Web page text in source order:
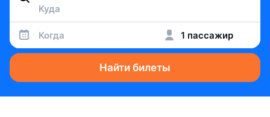
Когда 1 пассажир
Найти билеты